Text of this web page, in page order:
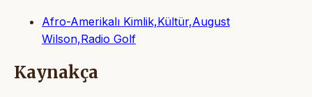
Afro-Amerikalı Kimlik,Kültür,August
Wilson,Radio Golf
Kaynakça